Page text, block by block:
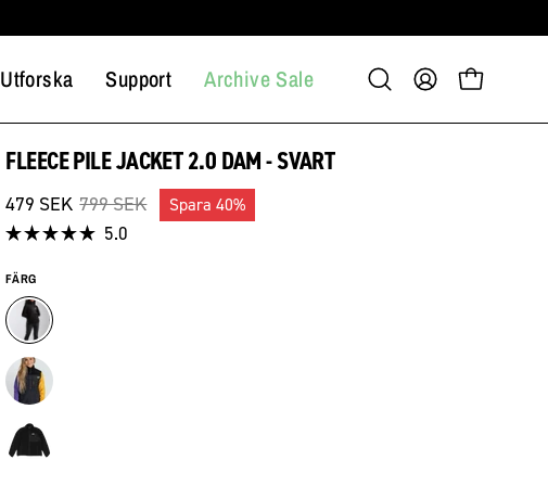
Utforska Support Archive Sale
Öppna
sökfältet
Mitt
konto
Öppna
FLEECE PILE JACKET 2.0 DAM - SVART
479 SEK 799 SEK Spara40%
5.0
av
5
stjärnor
5.0
FÄRG